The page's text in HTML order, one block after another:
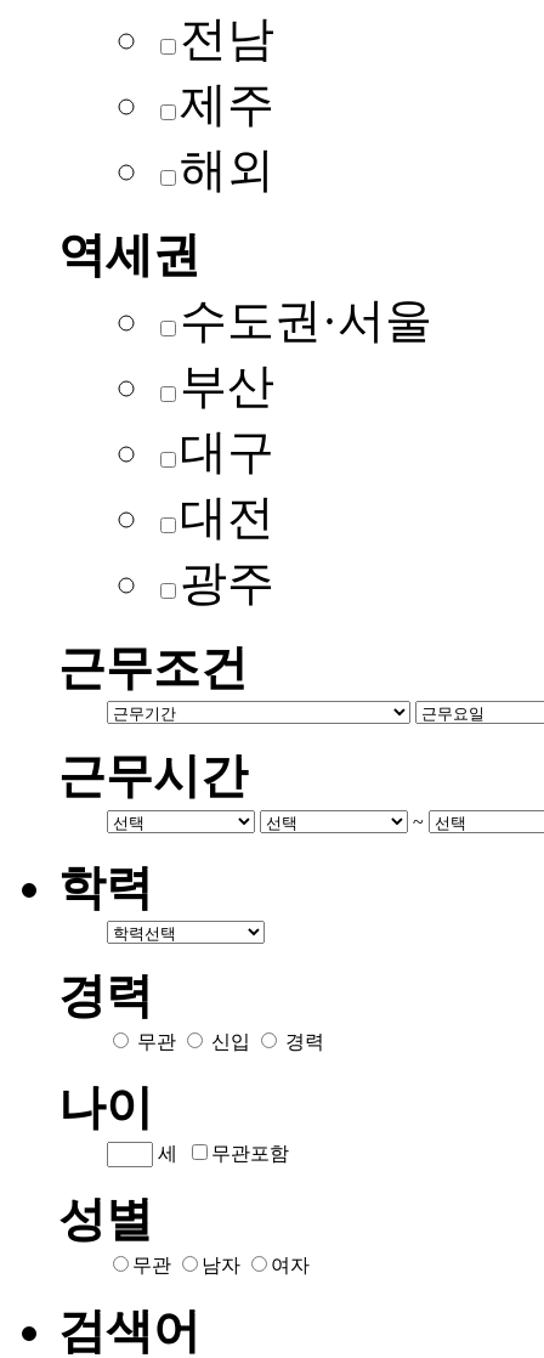
전남
제주
해외
역세권
수도권·서울
부산
대구
대전
광주
근무조건
근무시간
~
학력
경력
무관 신입 경력
나이
세 무관포함
성별
무관 남자 여자
검색어